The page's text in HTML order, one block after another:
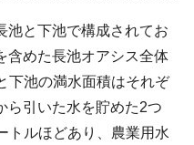
池と下池で構成されてお
含めた長池オアシス全体
下池の満水面積はそれぞ
ら引いた水を貯めた2つ
トルほどあり、農業用水